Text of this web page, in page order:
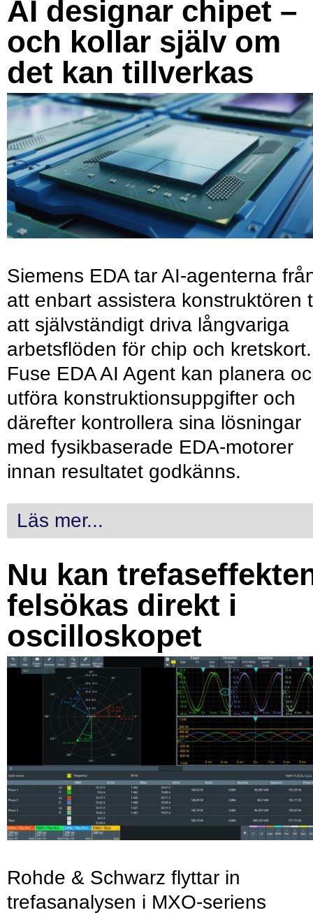
AI designar chipet –
och kollar själv om
det kan tillverkas
Siemens EDA tar AI-agenterna
att enbart assistera konstruktören
att självständigt driva långvariga
arbetsflöden för chip och kretskort.
Fuse EDA AI Agent kan planera
utföra konstruktionsuppgifter och
därefter kontrollera sina lösningar
med fysikbaserade EDA-motorer
innan resultatet godkänns.
Läs mer...
Nu kan
felsökas direkt i
oscilloskopet
Rohde & Schwarz flyttar in
trefasanalysen i MXO-seriens